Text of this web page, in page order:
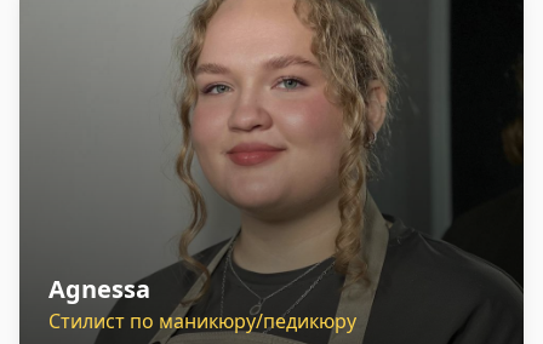
Agnessa
Стилист по маникюру/педикюру